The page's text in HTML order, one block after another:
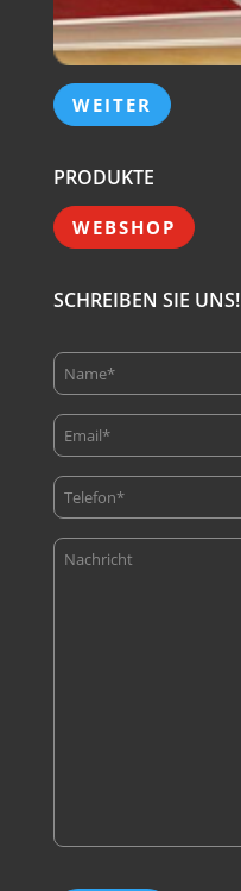
WEITER
PRODUKTE
WEBSHOP
SCHREIBEN SIE UNS!